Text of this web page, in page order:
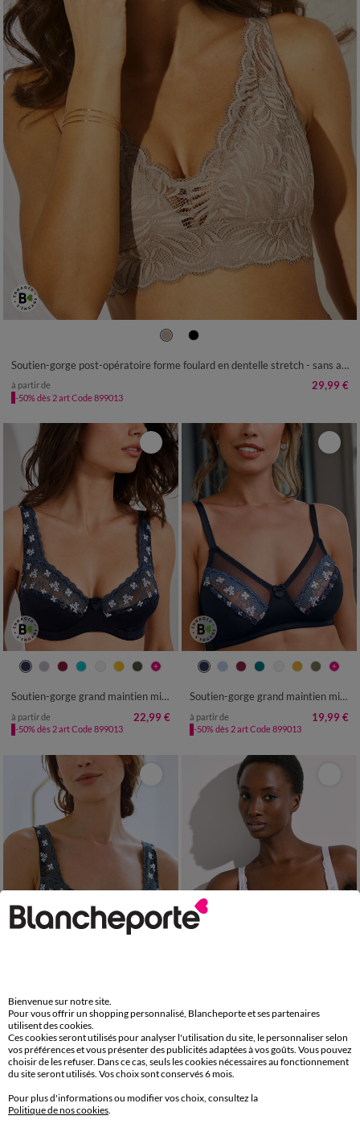
Soutien-gorge post-opératoire forme foulard en dentelle stretch - sans armatures
à partir de 29,99 €
-50% dès 2 art Code 899013
Soutien-gorge grand maintien microfibre Caminata - avec armatures
à partir de 22,99 €
-50% dès 2 art Code 899013
Soutien-gorge grand maintien microfibre Caminata - sans armatures
à partir de 19,99 €
-50% dès 2 art Code 899013
à partir de 22,99 €
-50% dès 2 art Code 899013
à partir de 25,99 €
-50% dès 2 art Code 899013
-50% dès 2 articles Code(1):899013
Bienvenue sur notre site.
Pour vous offrir un shopping personnalisé, Blancheporte et ses partenaires
utilisent des cookies.
Ces cookies seront utilisés pour analyser l'utilisation du site, le personnaliser selon
vos préférences et vous présenter des publicités adaptées à vos goûts. Vous pouvez
choisir de les refuser. Dans ce cas, seuls les cookies nécessaires au fonctionnement
du site seront utilisés. Vos choix sont conservés 6 mois.
Pour plus d'informations ou modifier vos choix, consultez la
Politique de nos cookies